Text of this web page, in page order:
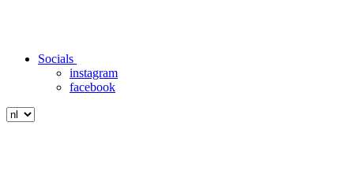
Socials
instagram
facebook